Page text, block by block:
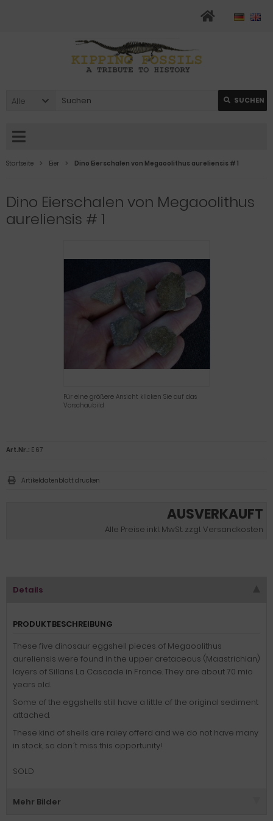
Alle SUCHEN
Startseite Eier Dino Eierschalen von Megaoolithus aureliensis # 1
Dino Eierschalen von Megaoolithus
aureliensis # 1
Für eine größere Ansicht klicken Sie auf das
Vorschaubild
AUSVERKAUFT
Alle Preise inkl. MwSt. zzgl. Versandkosten
Art.Nr.: E 67
Artikeldatenblatt drucken
Details
PRODUKTBESCHREIBUNG
These five dinosaur eggshell pieces of Megaoolithus
aureliensis were found in the upper cretaceous (Maastrichian)
layers of Sillans La Cascade in France. They are about 70 mio
years old.
Some of the eggshells still have a little of the original sediment
attached.
These kind of shells are raley offerd and we do not have many
in stock, so don´t miss this opportunity!
SOLD
Mehr Bilder